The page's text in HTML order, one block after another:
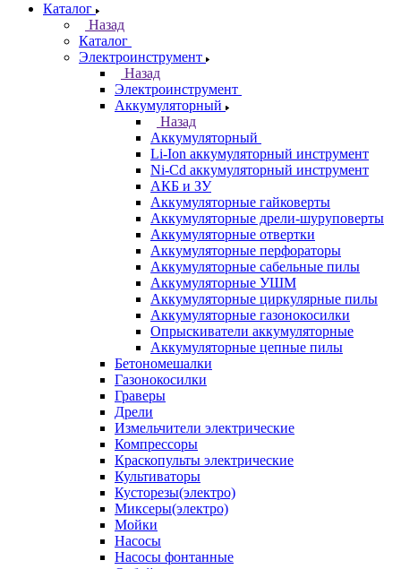
Каталог
Назад
Каталог
Электроинструмент
Назад
Электроинструмент
Аккумуляторный
Назад
Аккумуляторный
Li-Ion аккумуляторный инструмент
Ni-Cd аккумуляторный инструмент
АКБ и ЗУ
Аккумуляторные гайковерты
Аккумуляторные дрели-шуруповерты
Аккумуляторные отвертки
Аккумуляторные перфораторы
Аккумуляторные сабельные пилы
Аккумуляторные УШМ
Аккумуляторные циркулярные пилы
Аккумуляторные газонокосилки
Опрыскиватели аккумуляторные
Аккумуляторные цепные пилы
Бетономешалки
Газонокосилки
Граверы
Дрели
Измельчители электрические
Компрессоры
Краскопульты электрические
Культиваторы
Кусторезы(электро)
Миксеры(электро)
Мойки
Насосы
Насосы фонтанные